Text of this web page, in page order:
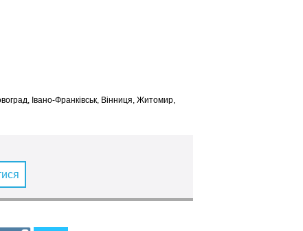
Івано-Франківськ, Вінниця, Житомир,